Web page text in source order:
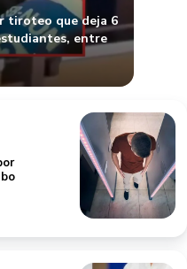
tiroteo que deja 6
entre